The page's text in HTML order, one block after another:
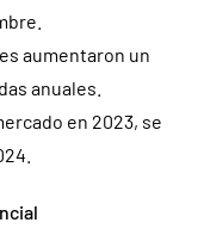
aumentaron un
anuales.
en 2023, se